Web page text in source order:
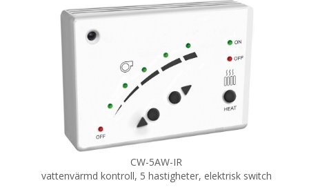
CW-5AW-IR
vattenvärmd kontroll, 5 hastigheter, elektrisk switch